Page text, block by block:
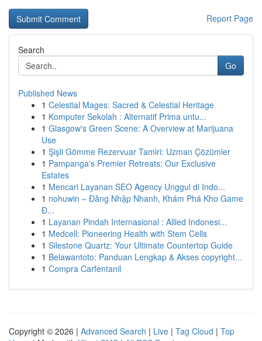
Report Page
Search
Go
Published News
1 Celestial Mages: Sacred & Celestial Heritage
1 Komputer Sekolah : Alternatif Prima untu...
1 Glasgow's Green Scene: A Overview at Marijuana
Use
1 Şişli Gömme Rezervuar Tamiri: Uzman Çözümler
1 Pampanga's Premier Retreats: Our Exclusive
Estates
1 Mencari Layanan SEO Agency Unggul di Indo...
1 nohuwin – Đăng Nhập Nhanh, Khám Phá Kho Game
Đ...
1 Layanan Pindah Internasional : Allied Indonesi...
1 Medcell: Pioneering Health with Stem Cells
1 Silestone Quartz: Your Ultimate Countertop Guide
1 Belawantoto: Panduan Lengkap & Akses copyright...
1 Compra Carfentanil
Copyright © 2026 | Advanced Search | Live | Tag Cloud | Top